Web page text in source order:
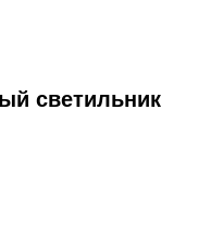
светильник